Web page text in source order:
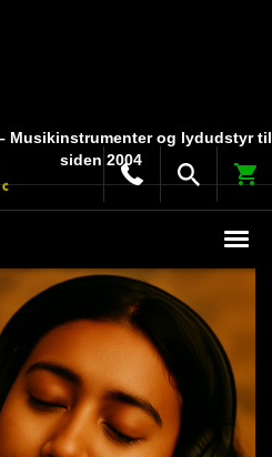
Musikinstrumenter og lydudstyr
siden 2004